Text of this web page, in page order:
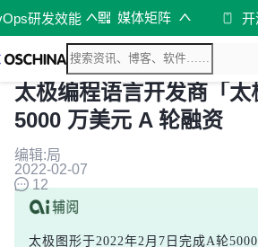
研发效能 媒体矩阵 开
太极编程语言开发商「
5000 万美元 A 轮融资
编辑:局
2022-02-07
12
太极图形于2022年2月7日完成A轮